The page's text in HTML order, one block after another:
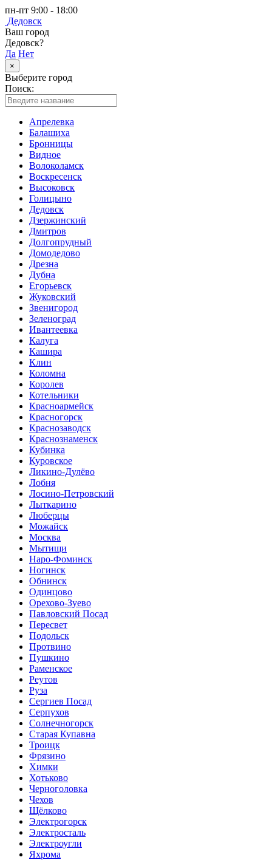
пн-пт 9:00 - 18:00
Дедовск
Ваш город
Дедовск?
Да Нет
×
Выберите город
Поиск:
Апрелевка
Балашиха
Бронницы
Видное
Волоколамск
Воскресенск
Высоковск
Голицыно
Дедовск
Дзержинский
Дмитров
Долгопрудный
Домодедово
Дрезна
Дубна
Егорьевск
Жуковский
Звенигород
Зеленоград
Ивантеевка
Калуга
Кашира
Клин
Коломна
Королев
Котельники
Красноармейск
Красногорск
Краснозаводск
Краснознаменск
Кубинка
Куровское
Ликино-Дулёво
Лобня
Лосино-Петровский
Лыткарино
Люберцы
Можайск
Москва
Мытищи
Наро-Фоминск
Ногинск
Обнинск
Одинцово
Орехово-Зуево
Павловский Посад
Пересвет
Подольск
Протвино
Пушкино
Раменское
Реутов
Руза
Сергиев Посад
Серпухов
Солнечногорск
Старая Купавна
Троицк
Фрязино
Химки
Хотьково
Черноголовка
Чехов
Щёлково
Электрогорск
Электросталь
Электроугли
Яхрома